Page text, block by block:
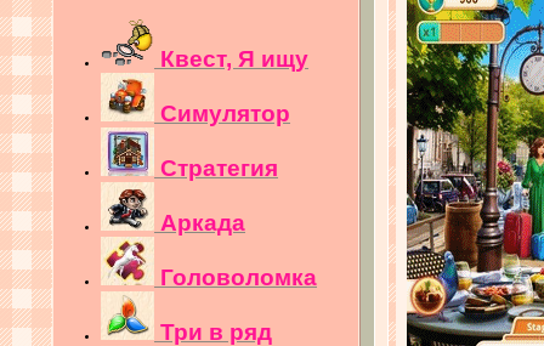
Квест, Я ищу
Симулятор
Стратегия
Аркада
Головоломка
Три в ряд